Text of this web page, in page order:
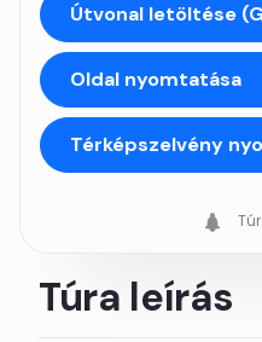
Útvonal letöltése
Oldal nyomtatása
Térképszelvény
Túra leírás